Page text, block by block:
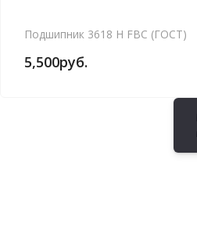
Подшипник 3618 Н FBC (ГОСТ)
5,500руб.